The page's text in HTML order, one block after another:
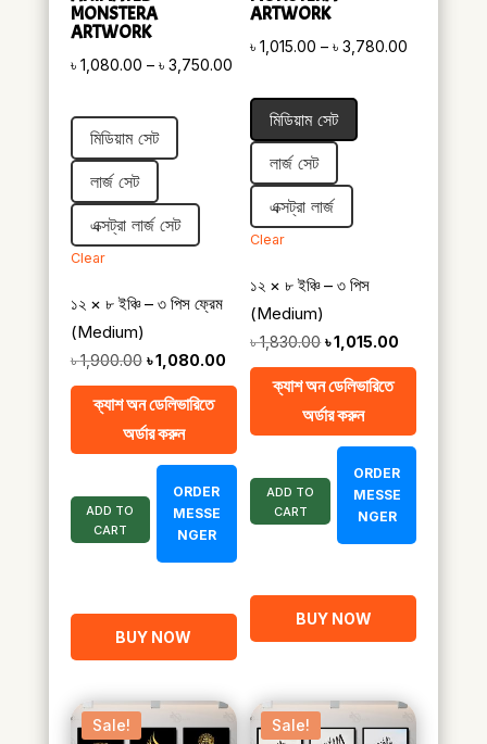
MONSTERA
ARTWORK
৳ 1,080.00 – ৳ 3,750.00Price
৳ 1,080.00
through
৳ 3,750.00
মিডিয়াম সেট
লার্জ সেট
এক্সট্রা লার্জ সেট
Clear
১২ × ৮ ইঞ্চি – ৩ পিস ফ্রেম
(Medium)
৳1,900.00 Original
price
was:
৳ 1,900.00.
৳1,080.00Current
price
ক্যাশ অন ডেলিভারিতে
অর্ডার করুন
ADD TO
CART
ORDER
MESSE
NGER
BUY NOW
ARTWORK
৳1,015.00 – ৳3,780.00
মিডিয়াম সেট
লার্জ সেট
এক্সট্রা লার্জ
Clear
১২ × ৮ ইঞ্চি – ৩ পিস
(Medium)
৳1,830.00 Original
price
was:
৳ 1,830.00.
৳1,015.00
price
ক্যাশ অন ডেলিভারিতে
অর্ডার করুন
ADD TO
CART
ORDER
MESSE
NGER
BUY NOW
Sale! Sale!